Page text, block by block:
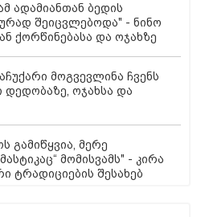
ადამიანთან ბედის
შეიცვლებოდა" - ნინო
ქორწინებასა და ოჯახზე
მოგვევლინა ჩვენს
დედობაზე, ოჯახსა და
გამიწყვია, მერე
მომისვამს" - კირა
ტრადიციების შესახებ